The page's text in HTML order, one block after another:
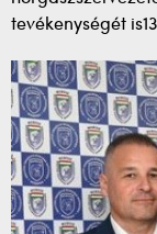
tevékenységét